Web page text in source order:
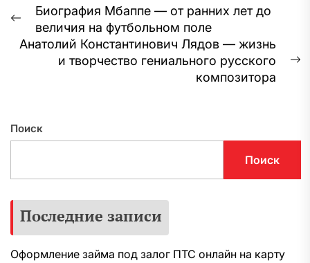
Навигация
по
записям
Предыдущая
запись:
Биография Мбаппе — от ранних лет до
величия на футбольном поле
Анатолий Константинович Лядов — жизнь
и творчество гениального русского
композитора
Поиск
Поиск
Последние записи
Оформление займа под залог ПТС онлайн на карту